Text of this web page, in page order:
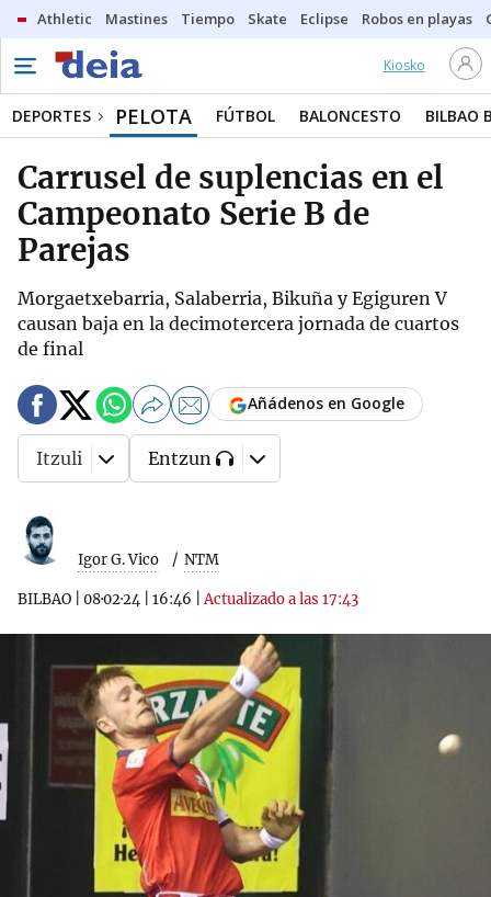
Athletic Mastines Tiempo Skate Eclipse Robos en playas
Kiosko
DEPORTES PELOTA FÚTBOL BALONCESTO BILBAO
Carrusel de suplencias en el
Campeonato Serie B de
Parejas
Morgaetxebarria, Salaberria, Bikuña y Egiguren V
causan baja en la decimotercera jornada de cuartos
de final
Igor G. Vico NTM
BILBAO 08·02·24 16:46 |Actualizado a las 17:43
Añádenos en Google
Itzuli Entzun